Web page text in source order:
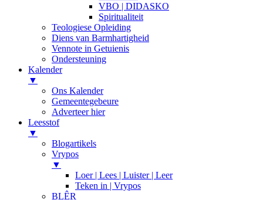
VBO | DIDASKO
Spiritualiteit
Teologiese Opleiding
Diens van Barmhartigheid
Vennote in Getuienis
Ondersteuning
Kalender
▼
Ons Kalender
Gemeentegebeure
Adverteer hier
Leesstof
▼
Blogartikels
Vrypos
▼
Loer | Lees | Luister | Leer
Teken in | Vrypos
BLÊR